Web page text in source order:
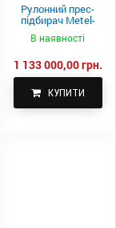
Рулонний прес-
підбирач Metel-
Fach Z 587
В наявності
1 133 000,00 грн.
КУПИТИ